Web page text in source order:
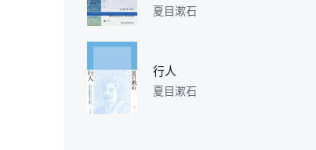
(精)/世界大
夏目漱石
行人
夏目漱石